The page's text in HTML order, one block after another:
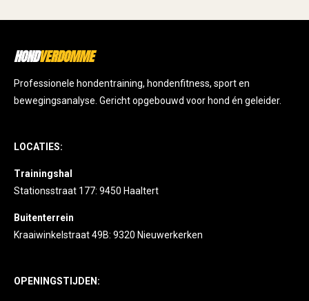
HONDVERDOMME
Professionele hondentraining, hondenfitness, sport en
bewegingsanalyse. Gericht opgebouwd voor hond én geleider.
LOCATIES:
Trainingshal
Stationsstraat 177: 9450 Haaltert
Buitenterrein
Kraaiwinkelstraat 49B: 9320 Nieuwerkerken
OPENINGSTIJDEN: